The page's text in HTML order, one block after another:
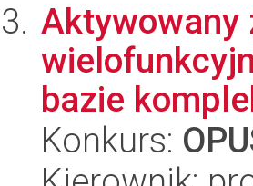
Aktywowany
bazie
Konkurs: